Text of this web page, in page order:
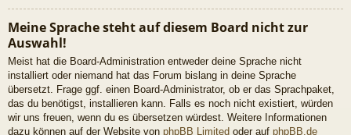
Meine Sprache steht auf diesem Board nicht zur
Auswahl!
Meist hat die Board-Administration entweder deine Sprache nicht
installiert oder niemand hat das Forum bislang in deine Sprache
übersetzt. Frage ggf. einen Board-Administrator, ob er das Sprachpaket,
das du benötigst, installieren kann. Falls es noch nicht existiert, würden
wir uns freuen, wenn du es übersetzen würdest. Weitere Informationen
dazu können auf der Website von phpBB Limited oder auf phpBB.de